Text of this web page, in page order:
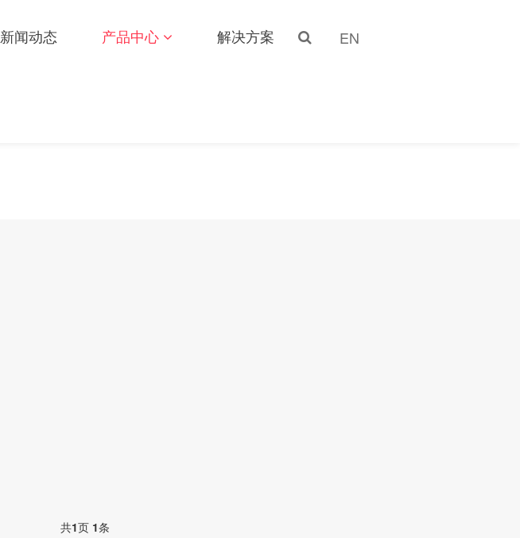
新闻动态 产品中心 解决方案 EN
共1页 1条